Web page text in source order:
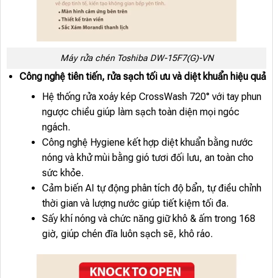
Máy rửa chén Toshiba DW-15F7(G)-VN
Công nghệ tiên tiến, rửa sạch tối ưu và diệt khuẩn hiệu quả
Hệ thống rửa xoáy kép CrossWash 720° với tay phun
ngược chiều giúp làm sạch toàn diện mọi ngóc
ngách.
Công nghệ Hygiene kết hợp diệt khuẩn bằng nước
nóng và khử mùi bằng gió tươi đối lưu, an toàn cho
sức khỏe.
Cảm biến AI tự động phân tích độ bẩn, tự điều chỉnh
thời gian và lượng nước giúp tiết kiệm tối đa.
Sấy khí nóng và chức năng giữ khô & ấm trong 168
giờ, giúp chén đĩa luôn sạch sẽ, khô ráo.